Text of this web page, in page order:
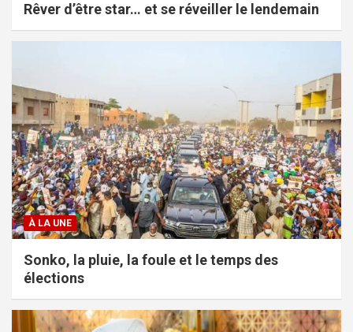
Rêver d’être star… et se réveiller le lendemain
À LA UNE
Sonko, la pluie, la foule et le temps des
élections